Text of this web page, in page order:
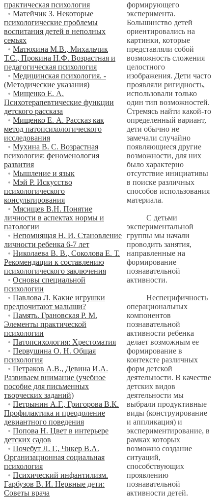
практическая психология
• Матейчик З. Некоторые
психологические проблемы
воспитания детей в неполных
семьях
• Матюхина М.В., Михальчик
Т.С., Прокина Н.Ф. Возрастная и
педагогическая психология
• Медицинская психология. -
(Методические указания)
• Мищенко Е. А.
Психотерапевтические функции
детского рассказа
• Мищенко Е. А. Рассказ как
метод патопсихологического
исследования
• Мухина В. С. Возрастная
психология: феноменология
развития
• Мышление и язык
• Мэй Р. Искусство
психологического
консультирования
• Мясищев В.Н. Понятие
личности в аспектах нормы и
патологии
• Непомнящая Н. И. Становление
личности ребенка 6-7 лет
• Николаева В. В., Соколова Е. Т.
Рекомендации к составлению
психологического заключения
• Основы специальной
психологии
• Павлова Л. Какие игрушки
предпочитают малыши?
• Память. Грановская Р. М.
Элементы практической
психологии
• Патопсихология: Хрестоматия
• Первушина О. Н. Общая
психология
• Петраков А.В., Девина И.А.
Развиваем внимание (учебное
пособие для письменных
творческих заданий)
• Петрынин А.Г., Григорова В.К.
Профилактика и преодоление
девиантного поведения
• Попова Н. Цвет в интерьере
детских садов
• Почебут Л. Г., Чикер В.А.
Организационная социальная
психология
• Психический инфантилизм.
Гарбузов В. И. Нервные дети:
Советы врача
формирующего
эксперимента.
Большинство детей
ориентировались на
картинки, которые
представляли собой
возможность сложения
целостного
изображения. Дети часто
проявляли ригидность,
использовали только
один тип возможностей.
Стремясь найти какой-то
определенный вариант,
дети обычно не
замечали случайно
появляющиеся другие
возможности, для них
было характерно
отсутствие инициативы
в поиске различных
способов использования
материала.
С детьми
экспериментальной
группы мы начали
проводить занятия,
направленные на
формирование
познавательной
активности.
Неспецифичность
операциональных
компонентов
познавательной
активности ребенка
делает возможным ее
формирование в
контексте различных
форм детской
деятельности. В качестве
детских видов
деятельности мы
выбрали продуктивные
виды (конструирование
и аппликация) и
экспериментирование, в
рамках которых
возможно создание
ситуаций,
способствующих
проявлению
познавательной
активности детей.